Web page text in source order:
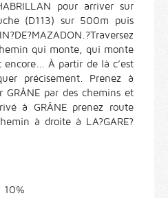
pour arriver sur
(D113) sur 500m puis
qui monte, qui monte
À partir de là c’est
précisement. Prenez à
GRÂNE par des chemins et
à GRÂNE prenez route
à droite à LA?GARE?